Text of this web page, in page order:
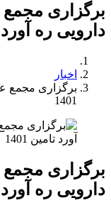
برگزاری
دارویی ره آورد
اخبار
برگزاری مجمع
1401
برگزاری
دارویی ره آورد